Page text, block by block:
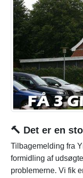
🔨 Det er en
Tilbagemelding fra
formidling af
problemerne. Vi fik